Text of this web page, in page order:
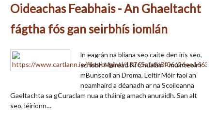
Oideachas Feabhais - An Ghaeltacht
fágtha fós gan seirbhís iomlán
ln eagrán na bliana seo caite den iris seo,
scríobh Mairéad Ní Chualáin - múinteoir i
mBunscoil an Droma, Leitir Móir faoi an
neamhaird a déanadh ar na Scoileanna
Gaeltachta sa gCuraclam nua a tháinig amach anuraidh. San alt
seo, léiríonn…